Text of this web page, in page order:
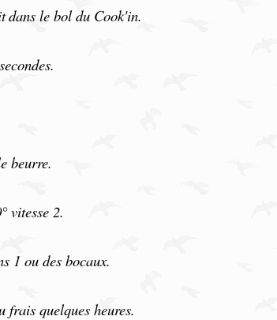
dans le bol du Cook'in.
beurre.
vitesse 2.
1 ou des bocaux.
quelques heures.